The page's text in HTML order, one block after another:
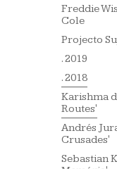
Freddie
Cole
Projecto
. 2019
. 2018
Karishma
Routes'
Andrés
Crusades'
Sebastian